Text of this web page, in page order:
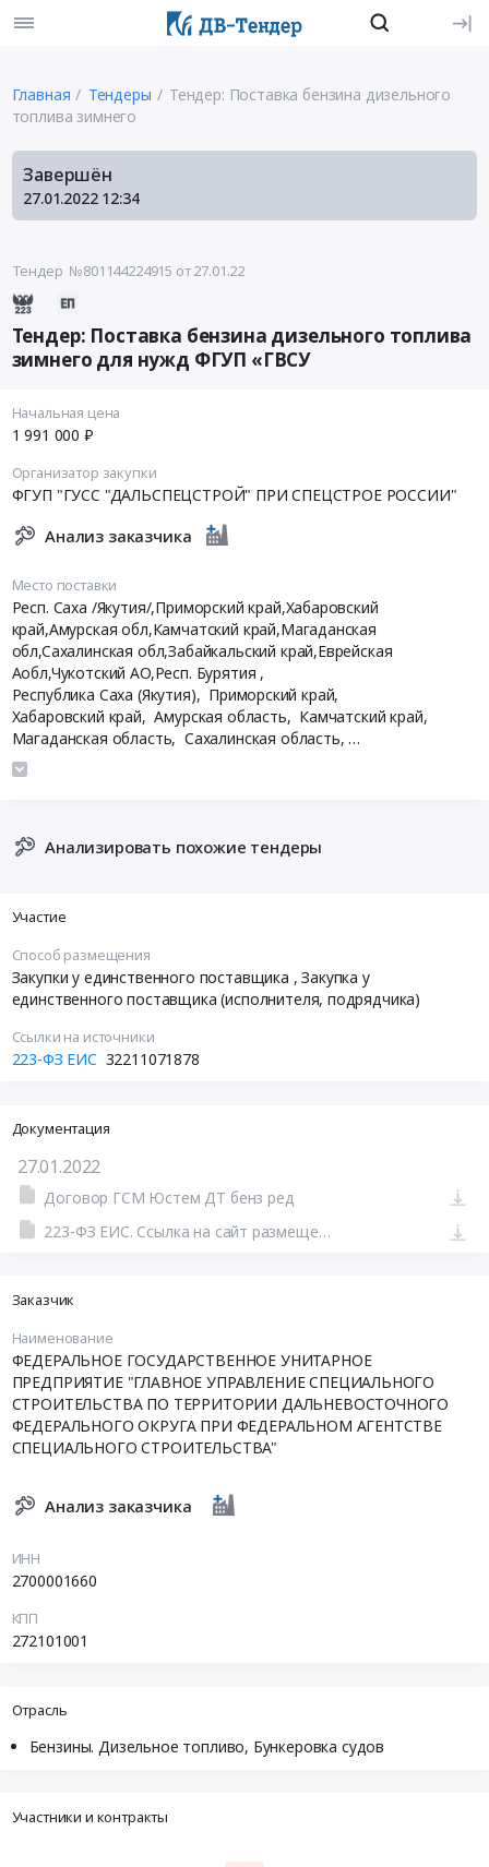
Главная Тендеры
Тендер: Поставка бензина дизельного
топлива зимнего
Завершён
27.01.2022 12:34
Тендер №801144224915 от 27.01.22
Тендер: Поставка бензина дизельного топлива
зимнего для нужд ФГУП «ГВСУ
Начальная цена
1 991 000 ₽
Организатор закупки
ФГУП "ГУСС "ДАЛЬСПЕЦСТРОЙ" ПРИ СПЕЦСТРОЕ РОССИИ"
Анализ заказчика
Место поставки
Респ. Саха /Якутия/,Приморский край,Хабаровский
край,Амурская обл,Камчатский край,Магаданская
обл,Сахалинская обл,Забайкальский край,Еврейская
Аобл,Чукотский АО,Респ. Бурятия ,
Республика Саха (Якутия), Приморский край,
Хабаровский край, Амурская область, Камчатский край,
Магаданская область, Сахалинская область,
Забайкальский край,
Республика Бурятия
Анализировать похожие тендеры
Участие
Способ размещения
Закупки у единственного поставщика , Закупка у
единственного поставщика (исполнителя, подрядчика)
Ссылки на источники
223-ФЗ ЕИС 32211071878
Документация
27.01.2022
Договор ГСМ Юстем ДТ бенз ред
223-ФЗ ЕИС. Ссылка на сайт размещения тендера #801144224915.doc
Заказчик
Наименование
ФЕДЕРАЛЬНОЕ ГОСУДАРСТВЕННОЕ УНИТАРНОЕ
ПРЕДПРИЯТИЕ "ГЛАВНОЕ УПРАВЛЕНИЕ СПЕЦИАЛЬНОГО
СТРОИТЕЛЬСТВА ПО ТЕРРИТОРИИ ДАЛЬНЕВОСТОЧНОГО
ФЕДЕРАЛЬНОГО ОКРУГА ПРИ ФЕДЕРАЛЬНОМ АГЕНТСТВЕ
СПЕЦИАЛЬНОГО СТРОИТЕЛЬСТВА"
Анализ заказчика
ИНН
2700001660
КПП
272101001
Отрасль
Бензины. Дизельное топливо, Бункеровка судов
Участники и контракты